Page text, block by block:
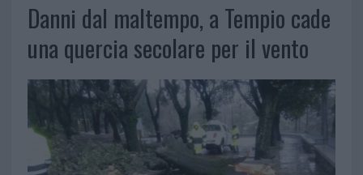
Danni dal maltempo, a Tempio cade
una quercia secolare per il vento